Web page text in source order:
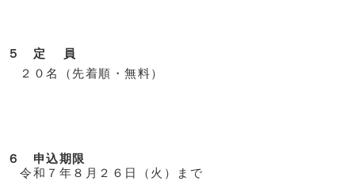
５ 定 員
２０名（先着順・無料）
６ 申込期限
令和７年８月２６日（火）まで